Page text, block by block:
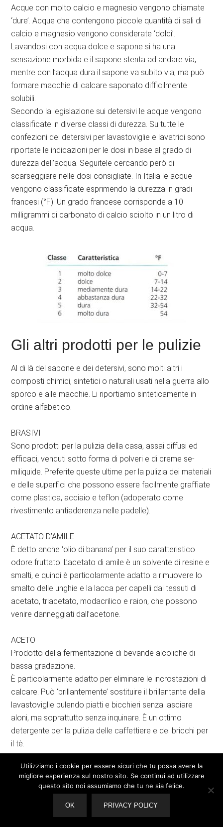
Acque con molto calcio e magnesio vengono chiamate
‘dure’. Acque che contengono piccole quantità di sali di
calcio e magnesio vengono considerate ‘dolci’.
Lavandosi con acqua dolce e sapone si ha una
sensazione morbida e il sapone stenta ad andare via,
mentre con l’acqua dura il sapone va subito via, ma può
formare macchie di calcare saponato difficilmente
solubili.
Secondo la legislazione sui detersivi le acque vengono
classificate in diverse classi di durezza. Su tutte le
confezioni dei detersivi per lavastoviglie e lavatrici sono
riportate le indicazioni per le dosi in base al grado di
durezza dell’acqua. Seguitele cercando però di
scarseggiare nelle dosi consigliate. In Italia le acque
vengono classificate esprimendo la durezza in gradi
francesi (°F). Un grado francese corrisponde a 10
milligrammi di carbonato di calcio sciolto in un litro di
acqua.
Gli altri prodotti per le pulizie
Al di là del sapone e dei detersivi, sono molti altri i
composti chimici, sintetici o naturali usati nella guerra allo
sporco e alle macchie. Li riportiamo sinteticamente in
ordine alfabetico.
BRASIVI
Sono prodotti per la pulizia della casa, assai diffusi ed
efficaci, venduti sotto forma di polveri e di creme se-
miliquide. Preferite queste ultime per la pulizia dei materiali
e delle superfici che possono essere facilmente graffiate
come plastica, acciaio e teflon (adoperato come
rivestimento antiaderenza nelle padelle).
ACETATO D’AMILE
È detto anche ‘olio di banana’ per il suo caratteristico
odore fruttato. L’acetato di amile è un solvente di resine e
smalti, e quindi è particolarmente adatto a rimuovere lo
smalto delle unghie e la lacca per capelli dai tessuti di
acetato, triacetato, modacrilico e raion, che possono
venire danneggiati dall’acetone.
ACETO
Prodotto della fermentazione di bevande alcoliche di
bassa gradazione.
È particolarmente adatto per eliminare le incrostazioni di
calcare. Può ‘brillantemente’ sostituire il brillantante della
lavastoviglie pulendo piatti e bicchieri senza lasciare
aloni, ma soprattutto senza inquinare. È un ottimo
detergente per la pulizia delle caffettiere e dei bricchi per
il tè.
ACETONE
Risulta essere un liquido incolore, molto volatile,
infiammabile, di odore gradevole e pungente. È un
solvente di grassi, resine e smalti, quindi è usato spesso
Utilizziamo i cookie per essere sicuri che tu possa avere la
migliore esperienza sul nostro sito. Se continui ad utilizzare
questo sito noi assumiamo che tu ne sia felice.
OK PRIVACY POLICY